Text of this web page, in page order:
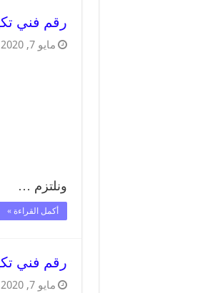
رقم فني تكييف الشعب
مايو 7, 2020
ونلتزم …
أكمل القراءة »
رقم فني تكييف الدعية 62224041
مايو 7, 2020